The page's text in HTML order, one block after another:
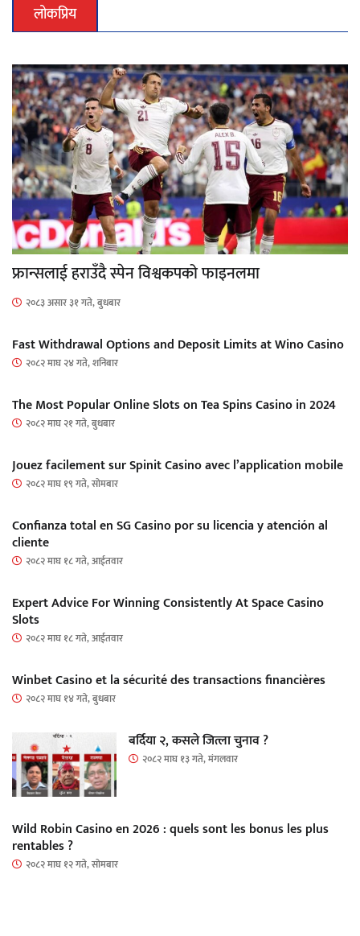
लोकप्रिय
फ्रान्सलाई हराउँदै स्पेन विश्वकपको फाइनलमा
२०८३ असार ३१ गते, बुधबार
Fast Withdrawal Options and Deposit Limits at Wino Casino
२०८२ माघ २४ गते, शनिबार
The Most Popular Online Slots on Tea Spins Casino in 2024
२०८२ माघ २१ गते, बुधबार
Jouez facilement sur Spinit Casino avec l’application mobile
२०८२ माघ १९ गते, सोमबार
Confianza total en SG Casino por su licencia y atención al
cliente
२०८२ माघ १८ गते, आईतवार
Expert Advice For Winning Consistently At Space Casino
Slots
२०८२ माघ १८ गते, आईतवार
Winbet Casino et la sécurité des transactions financières
२०८२ माघ १४ गते, बुधबार
बर्दिया २, कसले जित्ला चुनाव ?
२०८२ माघ १३ गते, मंगलवार
Wild Robin Casino en 2026 : quels sont les bonus les plus
rentables ?
२०८२ माघ १२ गते, सोमबार